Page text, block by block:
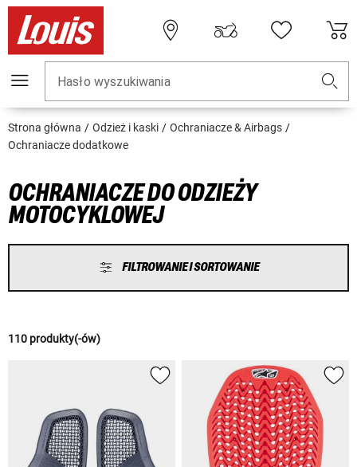
Hasło wyszukiwania
Strona główna Odzież i kaski
Ochraniacze & Airbags
Ochraniacze dodatkowe
OCHRANIACZE DO ODZIEŻY
MOTOCYKLOWEJ
FILTROWANIE I SORTOWANIE
110 produkty(-ów)